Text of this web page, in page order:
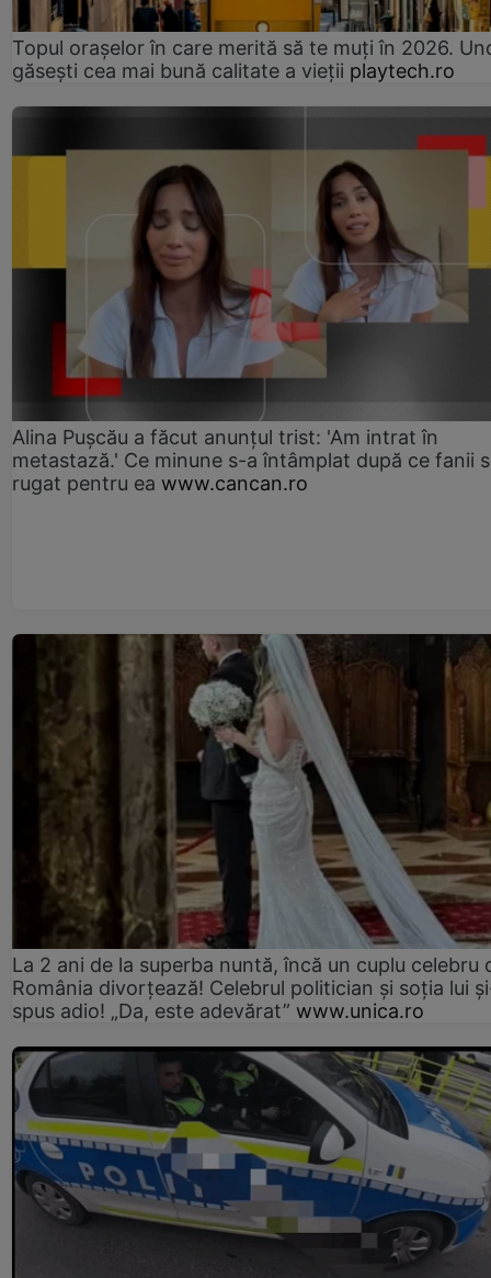
Topul orașelor în care merită să te muți în 2026.
găsești cea mai bună calitate a vieții playtech.ro
Alina Pușcău a făcut anunțul trist: 'Am intrat în
metastază.' Ce minune s-a întâmplat după ce fanii
rugat pentru ea www.cancan.ro
La 2 ani de la superba nuntă, încă un cuplu celebru
România divorțează! Celebrul politician și soția lui
spus adio! „Da, este adevărat” www.unica.ro